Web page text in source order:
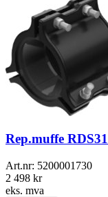
Rep.muffe
Art.nr: 5200001730
2 498 kr
eks. mva